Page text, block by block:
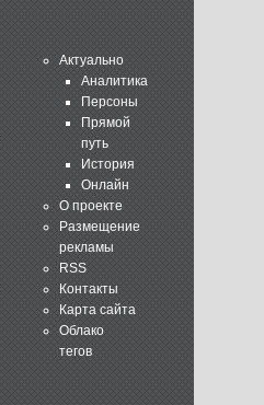
Актуально
Аналитика
Персоны
Прямой
путь
История
Онлайн
О проекте
Размещение
рекламы
RSS
Контакты
Карта сайта
Облако
тегов